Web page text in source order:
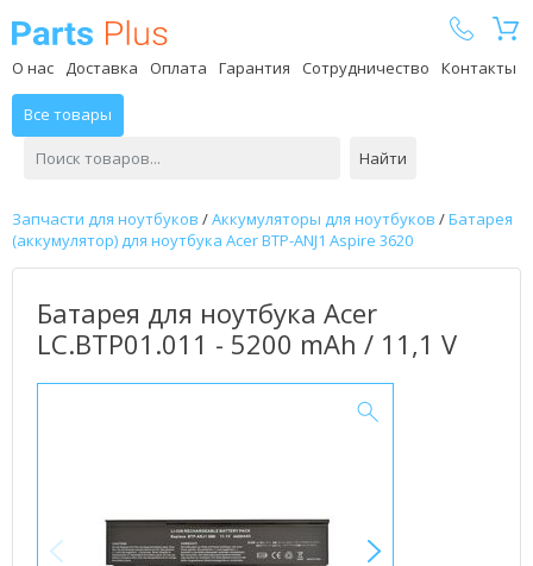
О нас Доставка Оплата Гарантия Сотрудничество Контакты
Все товары
Найти
Запчасти для ноутбуков /Аккумуляторы для ноутбуков /Батарея
(аккумулятор) для ноутбука Acer BTP-ANJ1 Aspire 3620
Батарея для ноутбука Acer
LC.BTP01.011 - 5200 mAh / 11,1 V